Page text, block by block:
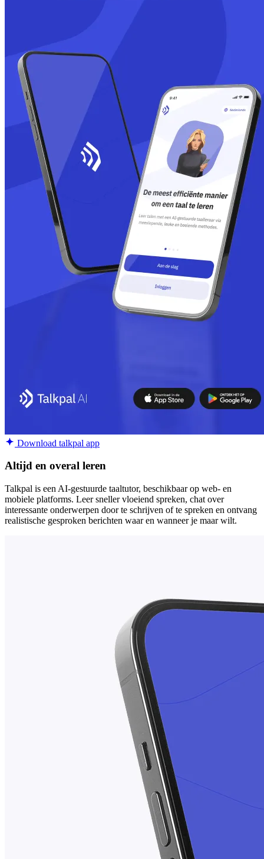
Download talkpal app
Altijd en overal leren
Talkpal is een AI-gestuurde taaltutor, beschikbaar op web- en
mobiele platforms. Leer sneller vloeiend spreken, chat over
interessante onderwerpen door te schrijven of te spreken en ontvang
realistische gesproken berichten waar en wanneer je maar wilt.